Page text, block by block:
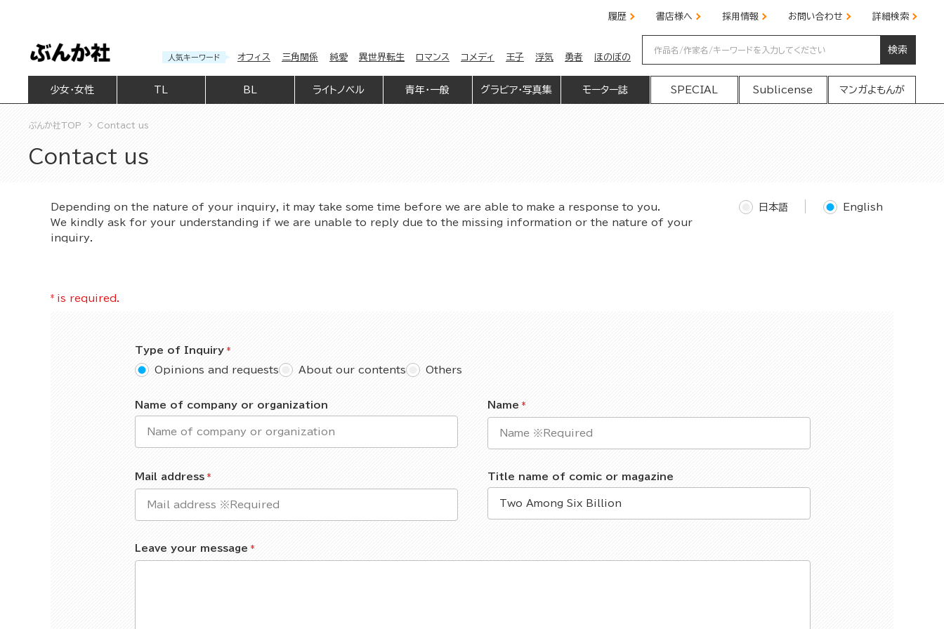
履歴 書店様へ 採用情報 お問い合わせ 詳細検索
人気キーワード オフィス 三角関係 純愛 異世界転生 ロマンス コメディ 王子 浮気 勇者 ほのぼの
検索
少女・女性 BL ライトノベル 青年・一般 グラビア・写真集 モーター誌 SPECIAL Sublicense マンガよもんが
ぶんか社TOP Contact us
Contact us
Depending on the nature of your inquiry, it may take some time before we are able to make a response to you.
We kindly ask for your understanding if we are unable to reply due to the missing information or the nature of your
inquiry.
日本語 English
* is required.
Type of Inquiry
Opinions and requests
About our contents Others
Name of company or organization Name
Mail address Title name of comic or magazine
Leave your message